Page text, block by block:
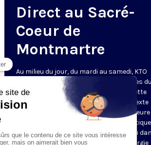
Direct au Sacré-
Coeur de
Montmartre
Au milieu du jour, du mardi au samedi, KTO
diffuse l’office de Sexte des Bénédictines du
Sacré-Coeur de Montmartre, depuis cette
basilique
. Comme son nom l’indique, sexte
est la prière chrétienne de la sixième heure
du jour, selon le découpage romain antique
de la journée - ce qui correspond à midi
notre journée actuelle. Cet office la liturgie